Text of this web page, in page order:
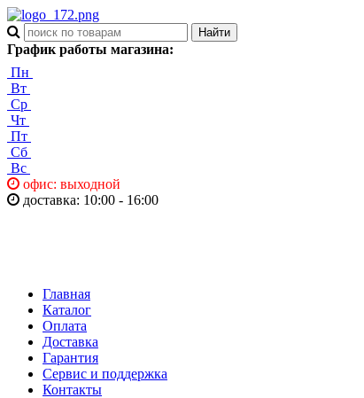
График работы магазина:
Пн
Вт
Ср
Чт
Пт
Сб
Вс
офис: выходной
доставка: 10:00 - 16:00
Главная
Каталог
Оплата
Доставка
Гарантия
Сервис и поддержка
Контакты